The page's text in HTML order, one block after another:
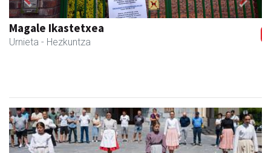
Urnietako Udala
Urnieta - Udaletxeak
Previous Next